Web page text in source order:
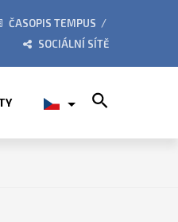
ČASOPIS TEMPUS
SOCIÁLNÍ SÍTĚ